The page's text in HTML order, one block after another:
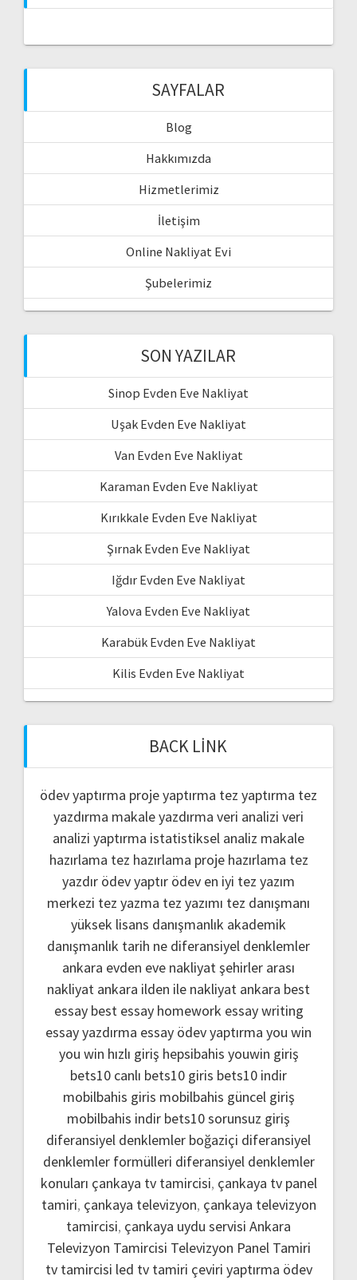
SAYFALAR
Blog
Hakkımızda
Hizmetlerimiz
İletişim
Online Nakliyat Evi
Şubelerimiz
SON YAZILAR
Sinop Evden Eve Nakliyat
Uşak Evden Eve Nakliyat
Van Evden Eve Nakliyat
Karaman Evden Eve Nakliyat
Kırıkkale Evden Eve Nakliyat
Şırnak Evden Eve Nakliyat
Iğdır Evden Eve Nakliyat
Yalova Evden Eve Nakliyat
Karabük Evden Eve Nakliyat
Kilis Evden Eve Nakliyat
BACK LINK
ödev yaptırma proje yaptırma tez yaptırma tez
yazdırma makale yazdırma veri analizi veri
analizi yaptırma istatistiksel analiz makale
hazırlama tez hazırlama proje hazırlama tez
yazdır ödev yaptır ödev en iyi tez yazım
merkezi tez yazma tez yazımı tez danışmanı
yüksek lisans danışmanlık akademik
danışmanlık tarih ne diferansiyel denklemler
ankara evden eve nakliyatşehirler arası
nakliyat ankara ilden ile nakliyat ankara best
essay best essay homework essay writing
essay yazdırma essay ödev yaptırma you win
you win hızlı giriş hepsibahis youwin giriş
bets10 canlı bets10 giris bets10 indir
mobilbahis giris mobilbahis güncel giriş
mobilbahis indir bets10 sorunsuz giriş
diferansiyel denklemler boğaziçi diferansiyel
denklemler formülleri diferansiyel denklemler
konuları çankaya tv tamircisi, çankaya tv panel
tamiri, çankaya televizyon, çankaya televizyon
tamircisi, çankaya uydu servisi Ankara
Televizyon Tamircisi Televizyon Panel Tamiri
tv tamircisi led tv tamiri çeviri yaptırma ödev